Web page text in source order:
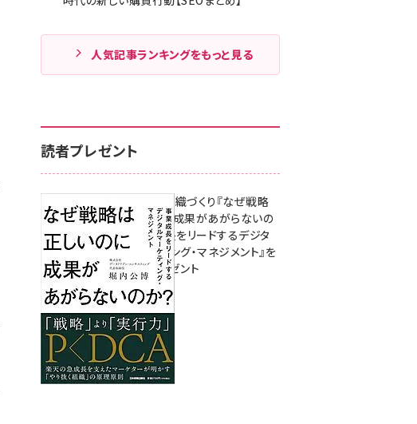
人気記事ランキングをもっと見る
読者プレゼント
成果を生む組織づくり『なぜ戦略
は正しいのに成果があがらないの
か？ 事業成長をリードするデジタ
ルマーケティング・マネジメント』を
3名様にプレゼント
8月7日 10:00